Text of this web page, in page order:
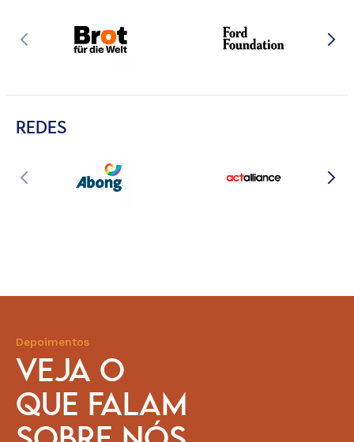
REDES
Depoimentos
VEJA O
QUE FALAM